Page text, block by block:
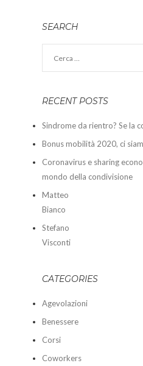
SEARCH
RECENT POSTS
Sindrome da rientro? Se la
Bonus mobilità 2020, ci
Coronavirus e sharing
mondo della condivisione
Matteo
Bianco
Stefano
Visconti
CATEGORIES
Agevolazioni
Benessere
Corsi
Coworkers